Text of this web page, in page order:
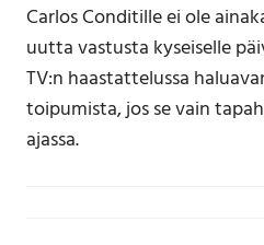
Carlos Conditille ei ole
uutta vastusta kyseiselle
TV:n haastattelussa
toipumista, jos se vain
ajassa.